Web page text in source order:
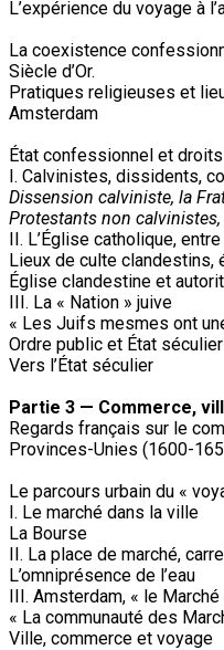
L’expérience du voyage à
La coexistence
Siècle d’Or.
Pratiques religieuses et
Amsterdam
État confessionnel et
I. Calvinistes, dissidents,
Dissension calviniste, la
Protestants non
II. L’Église catholique,
Lieux de culte
Église clandestine et
III. La « Nation » juive
« Les Juifs mesmes ont
Ordre public et État séculier
Vers l’État séculier
Partie 3 — Commerce,
Regards français sur le
Provinces-Unies (1600-
Le parcours urbain du «
I. Le marché dans la ville
La Bourse
II. La place de marché,
L’omniprésence de l’eau
III. Amsterdam, « le Marché
« La communauté des
Ville, commerce et voyage